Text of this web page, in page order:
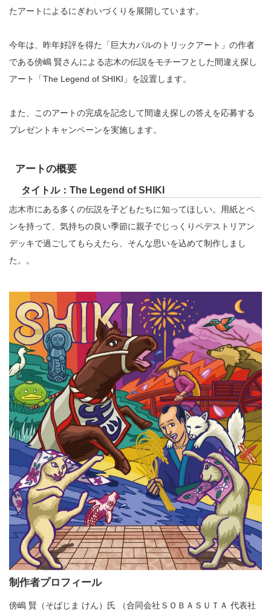
たアートによるにぎわいづくりを展開しています。
今年は、昨年好評を得た「巨大カパルのトリックアート」の作者
である傍嶋 賢さんによる志木の伝説をモチーフとした間違え探し
アート「The Legend of SHIKI」を設置します。
また、このアートの完成を記念して間違え探しの答えを応募する
プレゼントキャンペーンを実施します。
アートの概要
タイトル：The Legend of SHIKI
志木市にある多くの伝説を子どもたちに知ってほしい。用紙とペ
ンを持って、気持ちの良い季節に親子でじっくりペデストリアン
デッキで過ごしてもらえたら、そんな思いを込めて制作しまし
た。。
制作者プロフィール
傍嶋 賢（そばじま けん）氏 （合同会社ＳＯＢＡＳＵＴＡ 代表社